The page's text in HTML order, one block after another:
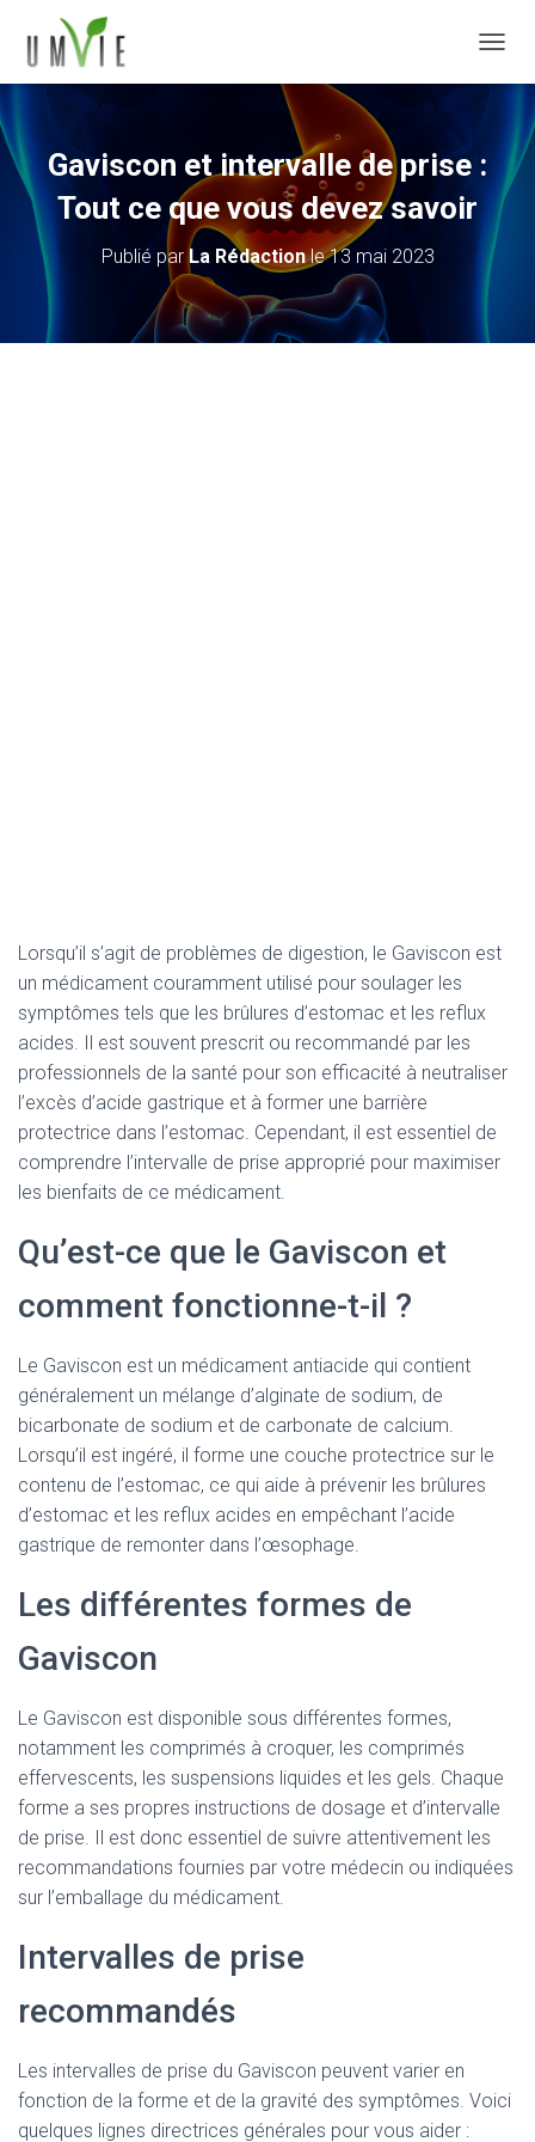
Gaviscon et intervalle de prise :
Tout ce que vous devez savoir
Publié parLa Rédactionle13 mai 2023
Lorsqu’il s’agit de problèmes de digestion, le Gaviscon est
un médicament couramment utilisé pour soulager les
symptômes tels que les brûlures d’estomac et les reflux
acides. Il est souvent prescrit ou recommandé par les
professionnels de la santé pour son efficacité à neutraliser
l’excès d’acide gastrique et à former une barrière
protectrice dans l’estomac. Cependant, il est essentiel de
comprendre l’intervalle de prise approprié pour maximiser
les bienfaits de ce médicament.
Qu’est-ce que le Gaviscon et
comment fonctionne-t-il ?
Le Gaviscon est un médicament antiacide qui contient
généralement un mélange d’alginate de sodium, de
bicarbonate de sodium et de carbonate de calcium.
Lorsqu’il est ingéré, il forme une couche protectrice sur le
contenu de l’estomac, ce qui aide à prévenir les brûlures
d’estomac et les reflux acides en empêchant l’acide
gastrique de remonter dans l’œsophage.
Les différentes formes de
Gaviscon
Le Gaviscon est disponible sous différentes formes,
notamment les comprimés à croquer, les comprimés
effervescents, les suspensions liquides et les gels. Chaque
forme a ses propres instructions de dosage et d’intervalle
de prise. Il est donc essentiel de suivre attentivement les
recommandations fournies par votre médecin ou indiquées
sur l’emballage du médicament.
Intervalles de prise
recommandés
Les intervalles de prise du Gaviscon peuvent varier en
fonction de la forme et de la gravité des symptômes. Voici
quelques lignes directrices générales pour vous aider :